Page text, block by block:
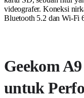
videografer. Koneksi
Bluetooth 5.2 dan Wi-Fi
Geekom
untuk